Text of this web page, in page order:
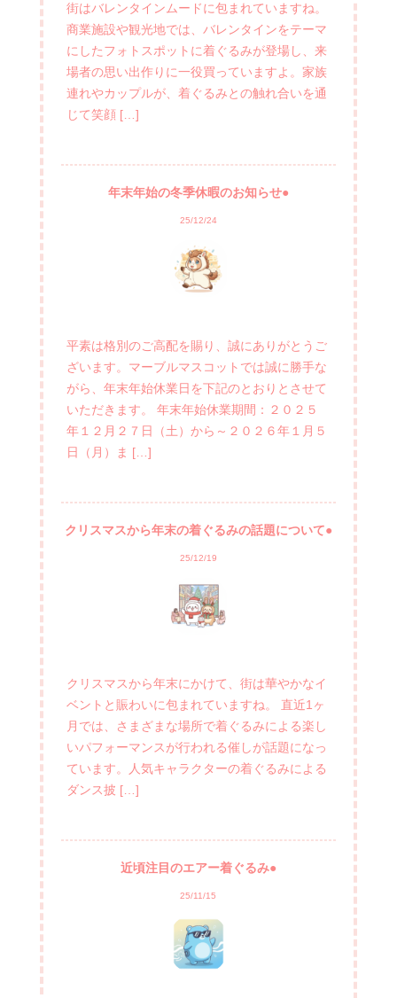
街はバレンタインムードに包まれていますね。
商業施設や観光地では、バレンタインをテーマ
にしたフォトスポットに着ぐるみが登場し、来
場者の思い出作りに一役買っていますよ。家族
連れやカップルが、着ぐるみとの触れ合いを通
じて笑顔 […]
年末年始の冬季休暇のお知らせ●
25/12/24
平素は格別のご高配を賜り、誠にありがとうご
ざいます。マーブルマスコットでは誠に勝手な
がら、年末年始休業日を下記のとおりとさせて
いただきます。 年末年始休業期間：２０２５
年１２月２７日（土）から～２０２６年１月５
日（月）ま […]
クリスマスから年末の着ぐるみの話題について●
25/12/19
クリスマスから年末にかけて、街は華やかなイ
ベントと賑わいに包まれていますね。 直近1ヶ
月では、さまざまな場所で着ぐるみによる楽し
いパフォーマンスが行われる催しが話題になっ
ています。人気キャラクターの着ぐるみによる
ダンス披 […]
近頃注目のエアー着ぐるみ●
25/11/15